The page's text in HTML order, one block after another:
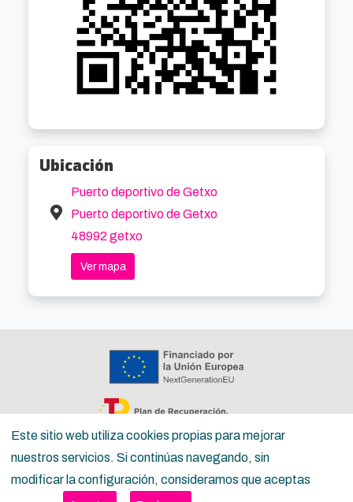
Este sitio web utiliza cookies propias para mejorar
nuestros servicios. Si continúas navegando, sin
modificar la configuración, consideramos que aceptas
Ubicación
Puerto deportivo de Getxo
Puerto deportivo de Getxo
48992 getxo
Ver mapa
Copyright ©Inguru 2026
Política de privacidad
Términos del servicio para la ciudadanía Términos